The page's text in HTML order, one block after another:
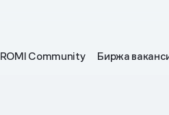
ROMI Community Биржа